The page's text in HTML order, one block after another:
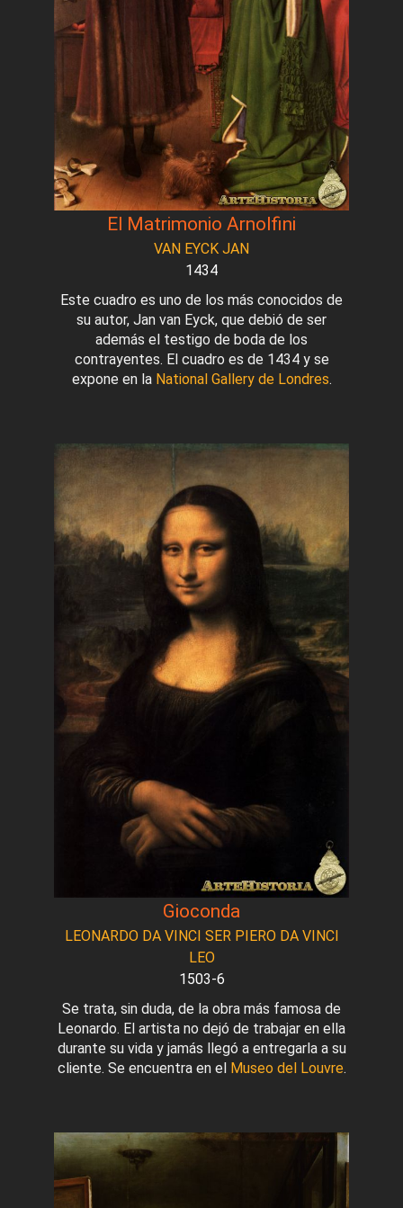
El Matrimonio Arnolfini
VAN EYCK JAN
1434
Este cuadro es uno de los más conocidos de
su autor, Jan van Eyck, que debió de ser
además el testigo de boda de los
contrayentes. El cuadro es de 1434 y se
expone en la National Gallery de Londres.
Gioconda
LEONARDO DA VINCI SER PIERO DA VINCI
LEO
1503-6
Se trata, sin duda, de la obra más famosa de
Leonardo. El artista no dejó de trabajar en ella
durante su vida y jamás llegó a entregarla a su
cliente. Se encuentra en el Museo del Louvre.